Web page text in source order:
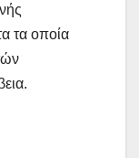
τα οποία